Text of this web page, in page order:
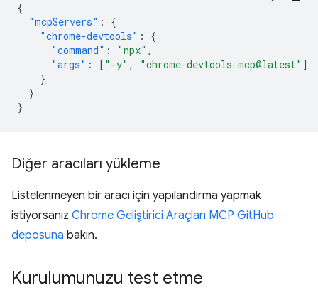
{
"mcpServers" :
{
"chrome-devtools" :
{
"command" : "npx" ,
"args" : [ "-y" , "chrome-devtools-mcp@latest" ]
}
}
}
Diğer aracıları yükleme
Listelenmeyen bir aracı için yapılandırma yapmak
istiyorsanız Chrome Geliştirici Araçları MCP GitHub
deposuna bakın.
Kurulumunuzu test etme